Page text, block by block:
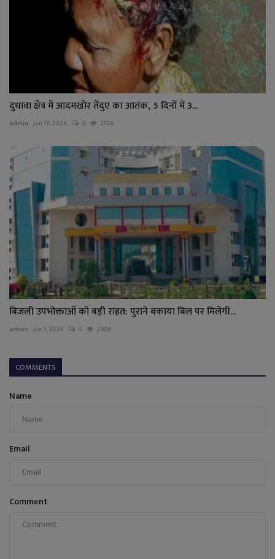
दुधावा क्षेत्र में आदमखोर तेंदुए का आतंक, 5 दिनों में 3...
admin Jun 18, 2026 0 2156
बिजली उपभोक्ताओं को बड़ी राहत: पुराने बकाया बिल पर मिलेगी...
admin Jun 1, 2026 0 2908
COMMENTS
Name
Email
Comment